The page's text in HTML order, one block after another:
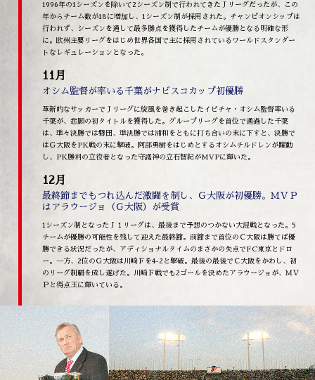
1996年の1シーズンを除いて2シーズン制で行われてきたＪリーグだったが、この
年からチーム数が18に増加し、1シーズン制が採用された。チャンピオンシップは
行われず、シーズンを通して最多勝点を獲得したチームが優勝となる明確な形
に。欧州主要リーグをはじめ世界各国で主に採用されているワールドスタンダー
トなレギュレーションとなった。
11月
オシム監督が率いる千葉がナビスコカップ初優勝
革新的なサッカーでＪリーグに旋風を巻き起こしたイビチャ・オシム監督率いる
千葉が、悲願の初タイトルを獲得した。グループリーグを首位で通過した千葉
は、準々決勝では磐田、準決勝では浦和をともに打ち合いの末に下すと、決勝で
はＧ大阪をPK戦の末に撃破。阿部勇樹をはじめとするオシムチルドレンが躍動
し、PK勝利の立役者となった守護神の立石智紀がMVPに輝いた。
12月
最終節までもつれ込んだ激闘を制し、Ｇ大阪が初優勝。ＭＶＰ
はアラウージョ（Ｇ大阪）が受賞
1シーズン制となったＪ１リーグは、最後まで予想のつかない大混戦となった。5
チームが優勝の可能性を残して迎えた最終節。前節まで首位のＣ大阪は勝てば優
勝できる状況だったが、アディショナルタイムのまさかの失点でFC東京とドロ
ー。一方、2位のＧ大阪は川崎Ｆを4-2と撃破。最後の最後でＣ大阪をかわし、初
のリーグ制覇を成し遂げた。川崎Ｆ戦でも2ゴールを決めたアラウージョが、ＭＶ
Ｐと得点王に輝いている。